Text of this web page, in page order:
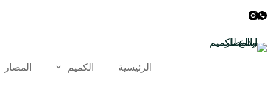
إلى
الرئيسية الكميم المصار